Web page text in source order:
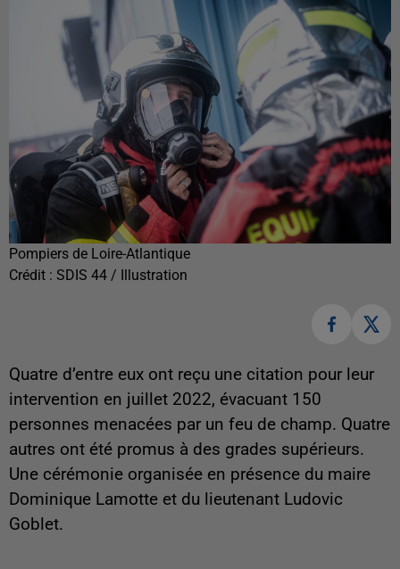
Pompiers de Loire-Atlantique
Crédit : SDIS 44 / Illustration
Quatre d’entre eux ont reçu une citation pour leur
intervention en juillet 2022, évacuant 150
personnes menacées par un feu de champ. Quatre
autres ont été promus à des grades supérieurs.
Une cérémonie organisée en présence du maire
Dominique Lamotte et du lieutenant Ludovic
Goblet.